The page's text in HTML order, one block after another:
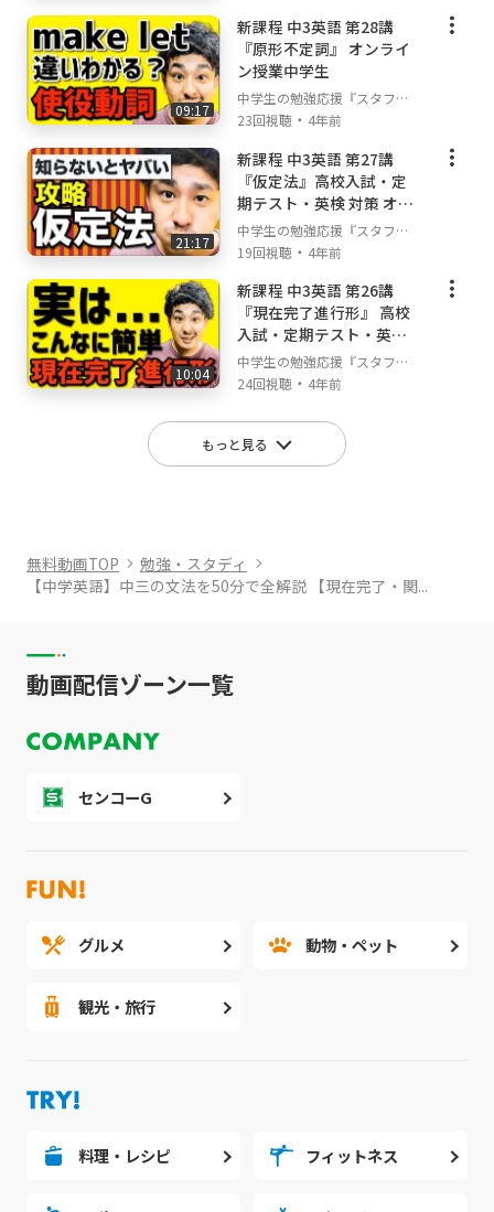
そんなスタフリはYouTubeだけでなくLINEやG
oody!TVでも勉強に役立つ情報を無料で公開し
ています！是非LINEを登録して豪華特典をゲッ
トしてくださいね:星2:
【:プレゼント:無料LINE登録はコチラ:プレゼン
ト:】
https://liff.line.me/1656041351-qgLmx2VP/la
nding?follow=%40540hglre&lp=pCTLW9&liff
_id=1656041351-qgLmx2VP
【「アプリで開く」を押してください】
09:17
新課程 中3英語 第28講
『原形不定詞』 オンライ
ン授業中学生
中学生の勉強応援『スタフ
リ』
23回視聴 ・ 4年前
21:17
新課程 中3英語 第27講
『仮定法』高校入試・定
期テスト・英検 対策 オン
ライン授業
中学生の勉強応援『スタフ
リ』
19回視聴 ・ 4年前
10:04
新課程 中3英語 第26講
『現在完了進行形』 高校
入試・定期テスト・英検
対策 オンライン授業
中学生の勉強応援『スタフ
リ』
24回視聴 ・ 4年前
もっと見る
無料動画TOP
勉強・スタディ
【中学英語】中三の文法を50分で全解説 【現在完了・関...
動画配信ゾーン一覧
センコーG
グルメ 動物・ペット
観光・旅行
料理・レシピ フィットネス